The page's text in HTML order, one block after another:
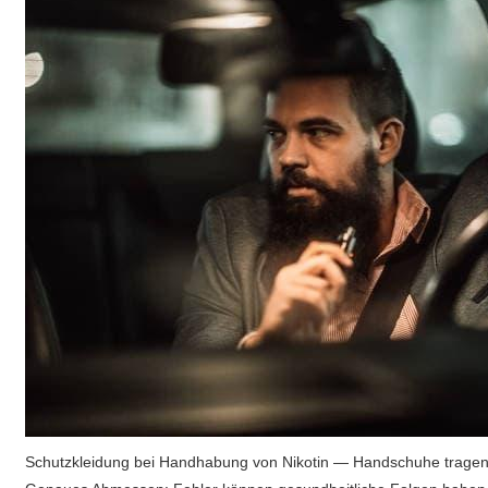
Schutzkleidung bei Handhabung von Nikotin — Handschuhe